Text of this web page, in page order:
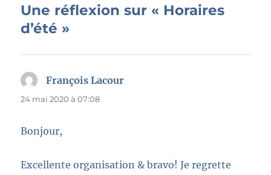
Une réflexion sur « Horaires
d’été »
François Lacour
24 mai 2020 à 07:08
Bonjour,
Excellente organisation & bravo! Je regrette